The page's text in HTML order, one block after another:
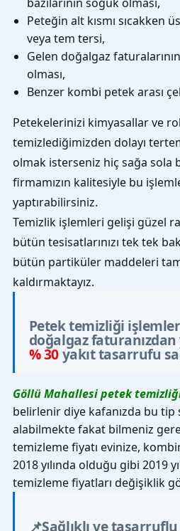
Peteğin alt kısmı sıcakken
veya tem tersi,
Gelen doğalgaz
olması,
Benzer kombi petek arası
Petekelerinizi kimyasallar ve
temizlediğimizden dolayı
olmak isterseniz hiç sağa sola
firmamızın kalitesiyle bu
yaptırabilirsiniz.
Temizlik işlemleri gelişi güzel
bütün tesisatlarınızı tek tek
bütün partiküler maddeleri
kaldırmaktayız.
Petek temizliği
doğalgaz
% 30yakıt tasarrufu
Göllü Mahallesi petek
belirlenir diye kafanızda bu
alabilmekte fakat bilmeniz
temizleme fiyatı evinize,
2018 yılında olduğu gibi 2019
temizleme fiyatları değişiklik
📌Sağlıklı ve